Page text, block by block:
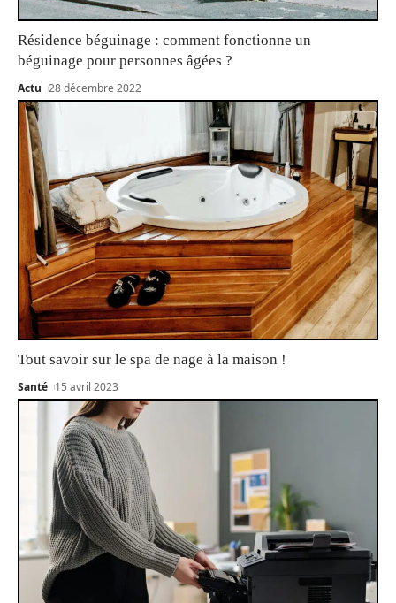
Résidence béguinage : comment fonctionne un
béguinage pour personnes âgées ?
Actu 28 décembre 2022
Tout savoir sur le spa de nage à la maison !
Santé 15 avril 2023